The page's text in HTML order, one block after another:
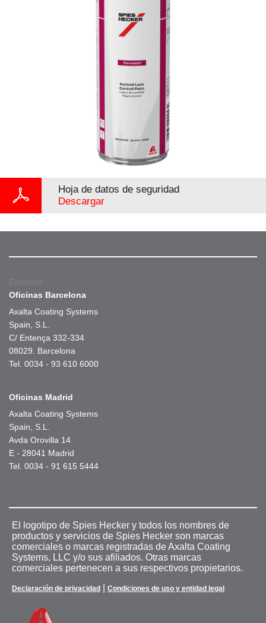
Hoja de datos de seguridad
Descargar
Contacto
Oficinas Barcelona
Axalta Coating Systems
Spain, S.L.
C/ Entença 332-334
08029. Barcelona
Tel. 0034 - 93 610 6000
Oficinas Madrid
Axalta Coating Systems
Spain, S.L.
Avda Orovilla 14
E - 28041 Madrid
Tel. 0034 - 91 615 5444
El logotipo de Spies Hecker y todos los nombres de
productos y servicios de Spies Hecker son marcas
comerciales o marcas registradas de Axalta Coating
Systems, LLC y/o sus afiliados. Otras marcas
comerciales pertenecen a sus respectivos propietarios.
Declaración de privacidad Condiciones de uso y entidad legal